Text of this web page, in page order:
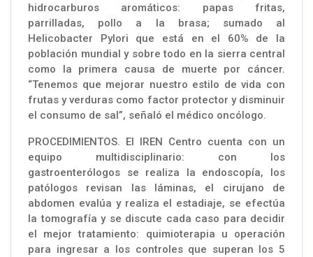
hidrocarburos aromáticos: papas fritas,
parrilladas, pollo a la brasa; sumado al
Helicobacter Pylori que está en el 60% de la
población mundial y sobre todo en la sierra central
como la primera causa de muerte por cáncer.
“Tenemos que mejorar nuestro estilo de vida con
frutas y verduras como factor protector y disminuir
el consumo de sal”, señaló el médico oncólogo.
PROCEDIMIENTOS. El IREN Centro cuenta con un
equipo multidisciplinario: con los
gastroenterólogos se realiza la endoscopía, los
patólogos revisan las láminas, el cirujano de
abdomen evalúa y realiza el estadiaje, se efectúa
la tomografía y se discute cada caso para decidir
el mejor tratamiento: quimioterapia u operación
para ingresar a los controles que superan los 5